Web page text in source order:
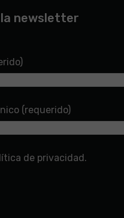
newsletter
(requerido)
de privacidad.